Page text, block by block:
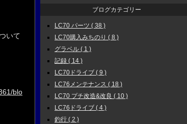
いて
blo
ブログカテゴリー
LC70 パーツ ( 38 )
LC70購入みちのり ( 8 )
グラベル ( 1 )
記録 ( 14 )
LC70ドライブ ( 9 )
LC76メンテナンス ( 18 )
LC70 プチ改造&改良 ( 10 )
LC76ドライブ ( 4 )
釣行 ( 2 )